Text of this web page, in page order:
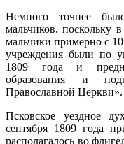
Немного точнее
мальчиков, поскольку
мальчики примерно с
учреждения были по
1809 года и
образования и
Православной Церкви».
Псковское уездное
сентября 1809 года
располагалось во